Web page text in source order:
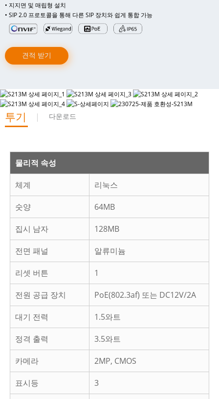
• 지지면 및 매립형 설치
• SIP 2.0 프로토콜을 통해 다른 SIP 장치와 쉽게 통합 가능
견적 받기
투기 다운로드
물리적 속성
체계 리눅스
숫양 64MB
집시 남자 128MB
전면 패널 알류미늄
리셋 버튼 1
전원 공급 장치 PoE(802.3af) 또는 DC12V/2A
대기 전력 1.5와트
정격 출력 3.5와트
카메라 2MP, CMOS
표시등 3